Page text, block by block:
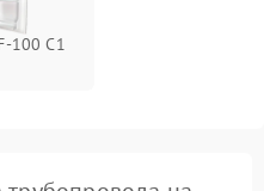
100 C1